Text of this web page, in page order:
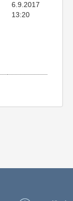
6.9.2017
13:20